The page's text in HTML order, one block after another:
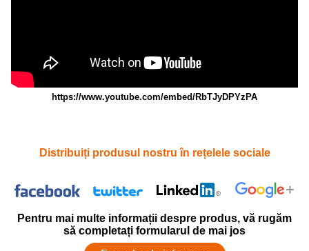
https://www.youtube.com/embed/RbTJyDPYzPA
Distribuiți produsul nostru în rețelele sociale
Pentru mai multe informații despre produs, vă rugăm
să completați formularul de mai jos